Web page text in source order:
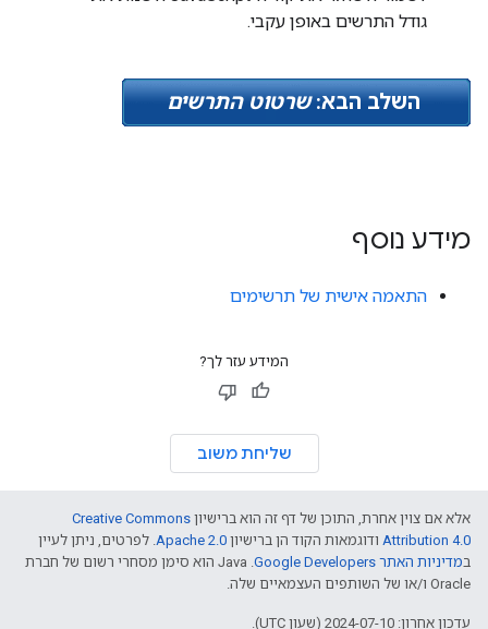
גודל התרשים באופן עקבי.
השלב הבא:שרטוט התרשים
מידע נוסף
התאמה אישית של תרשימים
המידע עזר לך?
שליחת משוב
אלא אם צוין אחרת, התוכן של דף זה הוא ברישיון Creative Commons
Attribution 4.0 ודוגמאות הקוד הן ברישיון Apache 2.0. לפרטים, ניתן לעיין
במדיניות האתר Google Developers‏
.‏ Java הוא סימן מסחרי רשום של חברת
Oracle ו/או של השותפים העצמאיים שלה.
עדכון אחרון: 2024-07-10 (שעון UTC).